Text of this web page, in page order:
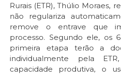
Rurais (ETR), Thúlio Moraes,
não regulariza
remove o entrave que
processo. Segundo ele, os
primeira etapa terão a
individualmente pela
capacidade produtiva, o